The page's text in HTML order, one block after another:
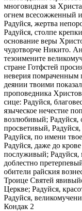
многовидная за
огнем всесожженный
Радуйся, жертва
Радуйся, столпе
основание веры
чудотворче Никито.
тезоимените
стране Готфстей
неверия помраченным
деянии твоими
проповедника
сице: Радуйся,
языческое нечестие
возлюбивый; Радуйся,
просветивый,
Радуйся, по имени
Радуйся, даже до
послуживый; Радуйся,
доблестно
обители райския
Троице Святей
Церкве; Радуйся,
Радуйся,
Кондак 2